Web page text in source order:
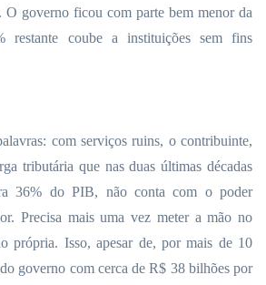
O governo ficou com parte bem menor da
restante coube a instituições sem fins
com serviços ruins, o contribuinte,
tributária que nas duas últimas décadas
36% do PIB, não conta com o poder
Precisa mais uma vez meter a mão no
própria. Isso, apesar de, por mais de 10
governo com cerca de R$ 38 bilhões por